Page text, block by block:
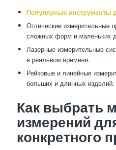
Популярные инструменты
Оптические измерительные
сложных форм и маленьких
Лазерные измерительные
в реальном времени.
Рейковые и линейные
больших и длинных изделий.
Как выбрать
измерений
конкретного